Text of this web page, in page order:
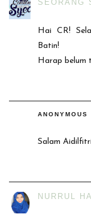
SEORANG
Hai CR!
Batin!
Harap belum
ANONYMOUS
Salam
NURRUL